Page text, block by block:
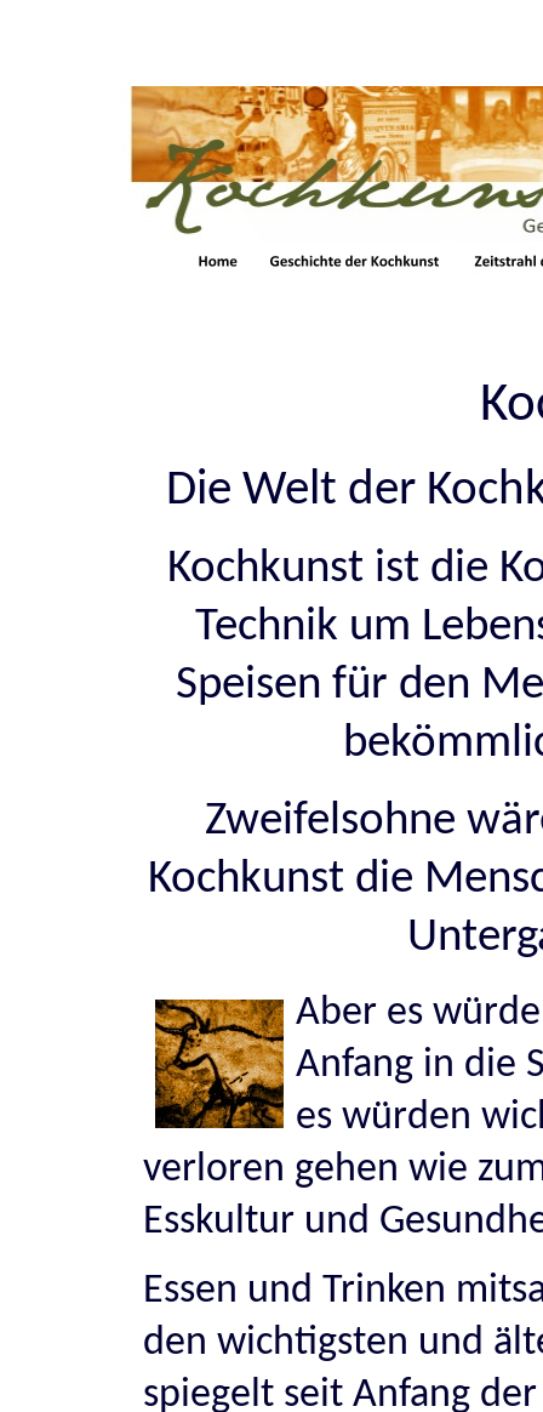
Die Welt der
Kochkunst ist die
Technik um
Speisen für den
Zweifelsohne
Kochkunst die
Aber es
Anfang in die
es würden
verloren gehen wie
Esskultur und
Essen und Trinken
den wichtigsten und
spiegelt seit Anfang